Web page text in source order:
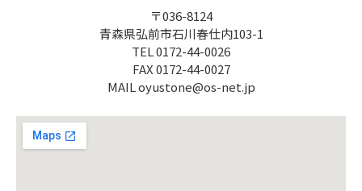
〒036-8124
青森県弘前市石川春仕内103-1
TEL 0172-44-0026
FAX 0172-44-0027
MAIL oyustone@os-net.jp